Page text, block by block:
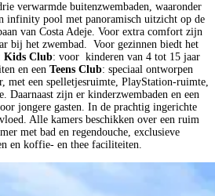
verwarmde buitenzwembaden, waaronder
infinity pool met panoramisch uitzicht op de
van Costa Adeje. Voor extra comfort zijn
bij het zwembad. Voor gezinnen biedt het
Kids Club: voor kinderen van 4 tot 15 jaar
en een Teens Club: speciaal ontworpen
met een spelletjesruimte, PlayStation-ruimte,
Daarnaast zijn er kinderzwembaden en een
jongere gasten. In de prachtig ingerichte
Alle kamers beschikken over een ruim
met bad en regendouche, exclusieve
en koffie- en thee faciliteiten.